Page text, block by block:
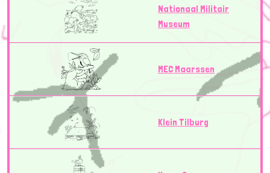
Nationaal Militair
Museum
MEC Maarssen
Klein Tilburg